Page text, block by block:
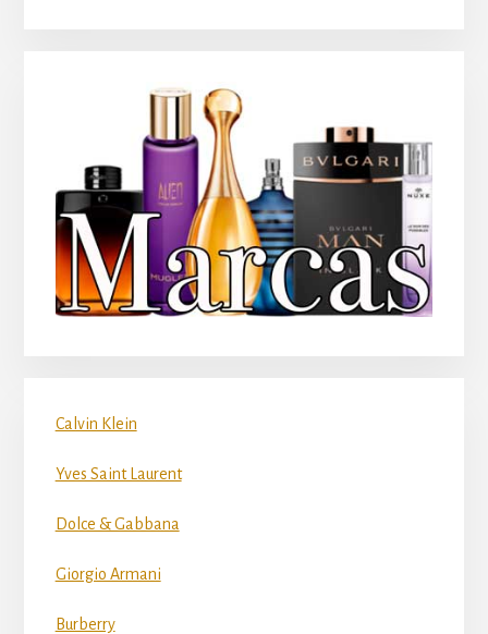
Calvin Klein
Yves Saint Laurent
Dolce & Gabbana
Giorgio Armani
Burberry